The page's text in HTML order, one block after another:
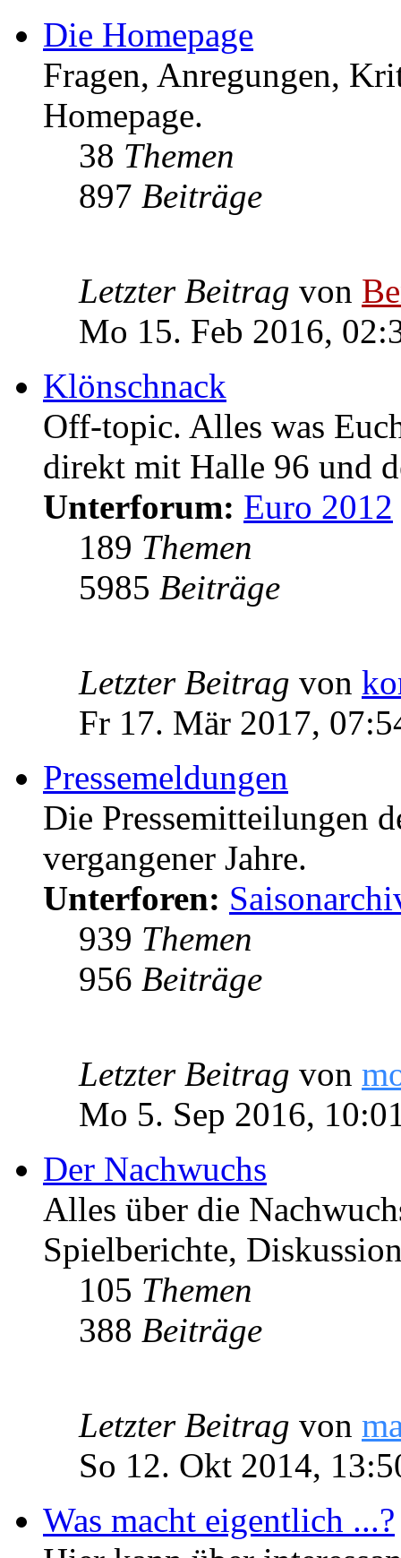
Die Homepage
Fragen, Anregungen,
Homepage.
38 Themen
897 Beiträge
Letzter Beitrag von
Mo 15. Feb 2016,
Klönschnack
Off-topic. Alles was
direkt mit Halle 96 und
Unterforum: Euro 2012
189 Themen
5985 Beiträge
Letzter Beitrag von
Fr 17. Mär 2017,
Pressemeldungen
Die Pressemitteilungen
vergangener Jahre.
Unterforen:
939 Themen
956 Beiträge
Letzter Beitrag von
Mo 5. Sep 2016,
Der Nachwuchs
Alles über die
Spielberichte,
105 Themen
388 Beiträge
Letzter Beitrag von
So 12. Okt 2014,
Was macht eigentlich ...?